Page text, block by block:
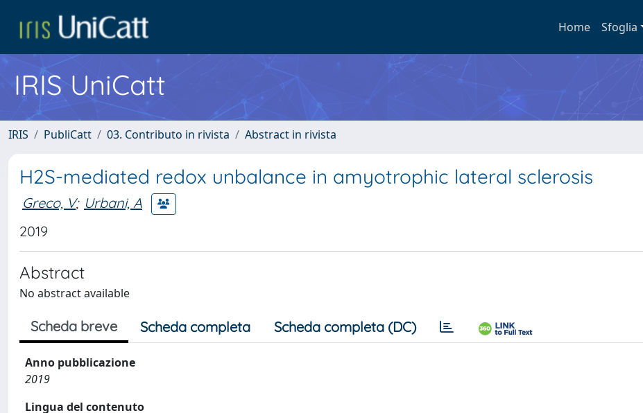
Home Sfoglia
IRIS UniCatt
IRIS PubliCatt 03. Contributo in rivista Abstract in rivista
H2S-mediated redox unbalance in amyotrophic lateral sclerosis
Greco, V; Urbani, A
2019
Abstract
No abstract available
Scheda breve Scheda completa Scheda completa (DC)
Anno pubblicazione
2019
Lingua del contenuto